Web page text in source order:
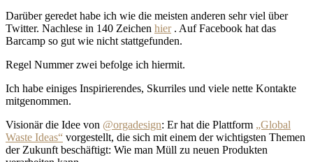
Darüber geredet habe ich wie die meisten anderen sehr viel über
Twitter. Nachlese in 140 Zeichen hier. Auf Facebook hat das
Barcamp so gut wie nicht stattgefunden.
Regel Nummer zwei befolge ich hiermit.
Ich habe einiges Inspirierendes, Skurriles und viele nette Kontakte
mitgenommen.
Visionär die Idee von @orgadesign: Er hat die Plattform „Global
Waste Ideas“ vorgestellt, die sich mit einem der wichtigsten Themen
der Zukunft beschäftigt: Wie man Müll zu neuen Produkten